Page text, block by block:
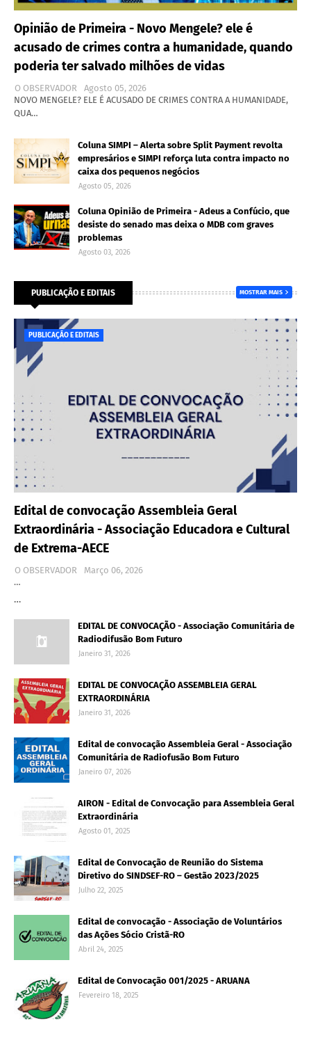
Opinião de Primeira - Novo Mengele? ele é
acusado de crimes contra a humanidade, quando
poderia ter salvado milhões de vidas
O OBSERVADOR
Agosto 05, 2026
NOVO MENGELE? ELE É ACUSADO DE CRIMES CONTRA A HUMANIDADE,
QUA…
Coluna SIMPI – Alerta sobre Split Payment revolta
empresários e SIMPI reforça luta contra impacto no
caixa dos pequenos negócios
Agosto 05, 2026
Coluna Opinião de Primeira - Adeus a Confúcio, que
desiste do senado mas deixa o MDB com graves
problemas
Agosto 03, 2026
PUBLICAÇÃO E EDITAIS MOSTRAR MAIS
PUBLICAÇÃO E EDITAIS
Edital de convocação Assembleia Geral
Extraordinária - Associação Educadora e Cultural
de Extrema-AECE
O OBSERVADOR
Março 06, 2026
…
…
EDITAL DE CONVOCAÇÃO - Associação Comunitária de
Radiodifusão Bom Futuro
Janeiro 31, 2026
EDITAL DE CONVOCAÇÃO ASSEMBLEIA GERAL
EXTRAORDINÁRIA
Janeiro 31, 2026
Edital de convocação Assembleia Geral - Associação
Comunitária de Radiofusão Bom Futuro
Janeiro 07, 2026
AIRON - Edital de Convocação para Assembleia Geral
Extraordinária
Agosto 01, 2025
Edital de Convocação de Reunião do Sistema
Diretivo do SINDSEF-RO – Gestão 2023/2025
Julho 22, 2025
Edital de convocação - Associação de Voluntários
das Ações Sócio Cristã-RO
Abril 24, 2025
Edital de Convocação 001/2025 - ARUANA
Fevereiro 18, 2025